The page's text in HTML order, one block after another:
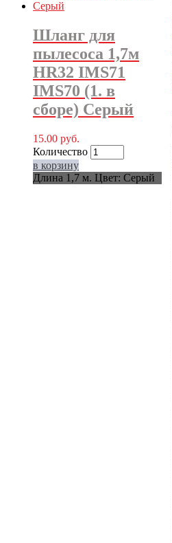
Шланг для
пылесоса 1,7м
HR32 IMS71
IMS70 (1. в
сборе) Серый
15.00 руб.
Количество
в корзину
Длина 1,7 м. Цвет: Серый